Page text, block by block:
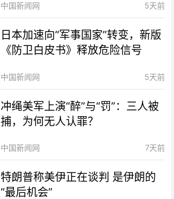
中国新闻网 5天前
日本加速向“军事国家”转变，新版
《防卫白皮书》释放危险信号
中国新闻网 5天前
冲绳美军上演“醉”与“罚”：三人被
捕，为何无人认罪？
中国新闻网 7天前
特朗普称美伊正在谈判 是伊朗的
“最后机会”